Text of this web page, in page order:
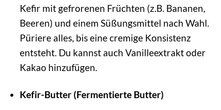
Kefir mit gefrorenen Früchten (z.B. Bananen,
Beeren) und einem Süßungsmittel nach Wahl.
Püriere alles, bis eine cremige Konsistenz
entsteht. Du kannst auch Vanilleextrakt oder
Kakao hinzufügen.
Kefir-Butter (Fermentierte Butter)